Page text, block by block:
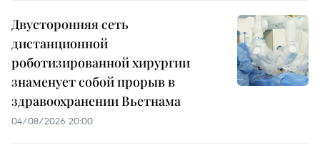
Двусторонняя сеть
дистанционной
роботизированной хирургии
знаменует собой прорыв в
здравоохранении Вьетнама
04/08/2026 20:00